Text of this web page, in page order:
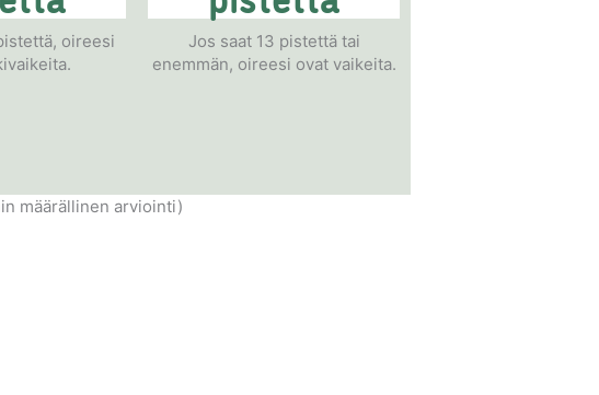
oireesi
Jos saat 13 pistettä tai
enemmän, oireesi ovat vaikeita.
määrällinen arviointi)